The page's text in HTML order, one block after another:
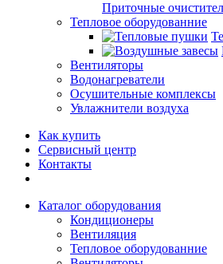
Приточные
Тепловое оборудованние
Вентиляторы
Водонагреватели
Осушительные комплексы
Увлажнители воздуха
Как купить
Сервисный центр
Контакты
Каталог оборудования
Кондиционеры
Вентиляция
Тепловое оборудованние